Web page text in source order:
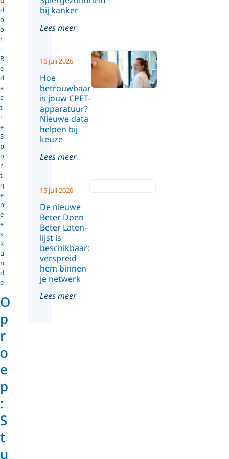
O
p
r
o
e
p
:
S
t
u
d
o
o
r
:
R
e
d
a
c
t
i
e
S
p
o
r
t
g
e
n
e
e
s
k
u
n
d
e
bij kanker
Lees meer
Hoe
betrouwbaar
is jouw CPET-
apparatuur?
Nieuwe data
helpen bij
keuze
16 juli 2026
Lees meer
De nieuwe
Beter Doen
Beter Laten-
lijst is
beschikbaar:
verspreid
hem binnen
je netwerk
15 juli 2026
Lees meer